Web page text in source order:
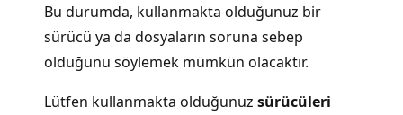
Bu durumda, kullanmakta olduğunuz bir
sürücü ya da dosyaların soruna sebep
olduğunu söylemek mümkün olacaktır.
Lütfen kullanmakta olduğunuz sürücüleri